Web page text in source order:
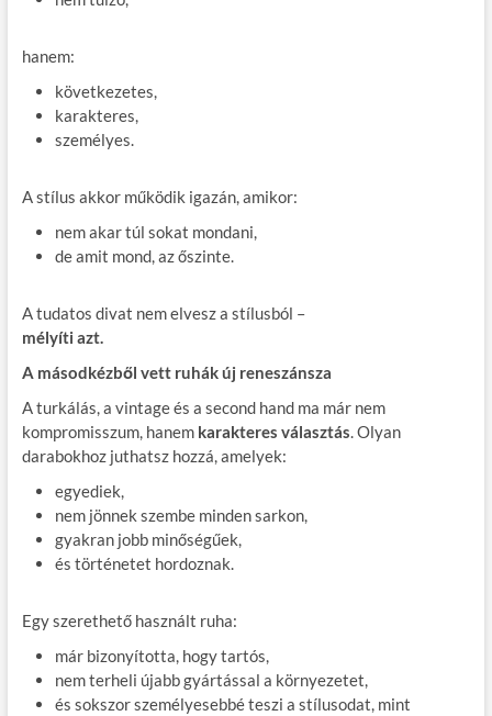
hanem:
következetes,
karakteres,
személyes.
A stílus akkor működik igazán, amikor:
nem akar túl sokat mondani,
de amit mond, az őszinte.
A tudatos divat nem elvesz a stílusból –
mélyíti azt.
A másodkézből vett ruhák új reneszánsza
A turkálás, a vintage és a second hand ma már nem
kompromisszum, hanem karakteres választás . Olyan
darabokhoz juthatsz hozzá, amelyek:
egyediek,
nem jönnek szembe minden sarkon,
gyakran jobb minőségűek,
és történetet hordoznak.
Egy szerethető használt ruha:
már bizonyította, hogy tartós,
nem terheli újabb gyártással a környezetet,
és sokszor személyesebbé teszi a stílusodat, mint